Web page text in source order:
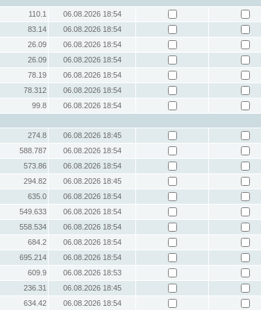
110.1
06.08.2026 18:54
83.14
06.08.2026 18:54
26.09
06.08.2026 18:54
26.09
06.08.2026 18:54
78.19
06.08.2026 18:54
78.312
06.08.2026 18:54
99.8
06.08.2026 18:54
274.8
06.08.2026 18:45
588.787
06.08.2026 18:54
573.86
06.08.2026 18:54
294.82
06.08.2026 18:45
635.0
06.08.2026 18:54
549.633
06.08.2026 18:54
558.534
06.08.2026 18:54
684.2
06.08.2026 18:54
695.214
06.08.2026 18:54
609.9
06.08.2026 18:53
236.31
06.08.2026 18:45
634.42
06.08.2026 18:54